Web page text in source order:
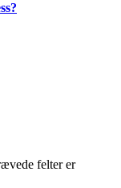
felter er